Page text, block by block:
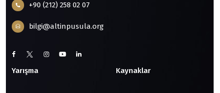
+90 (212) 258 02 07
bilgi@altinpusula.org
Yarışma Kaynaklar